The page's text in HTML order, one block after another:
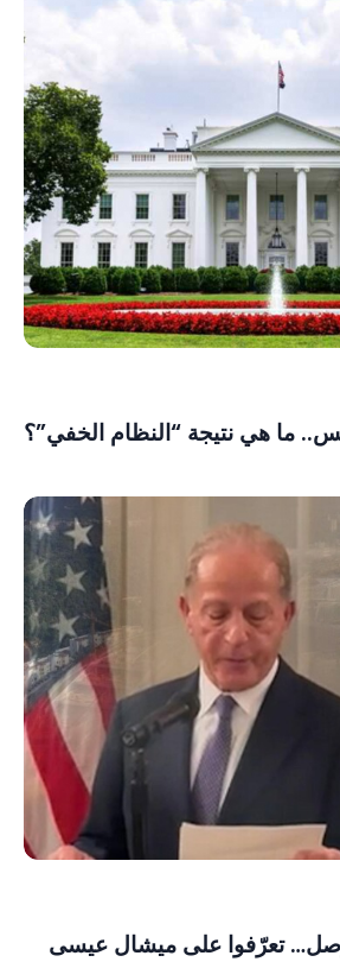
ما هي نتيجة “النظام الخفي”؟
تعرّفوا على ميشال عيسى